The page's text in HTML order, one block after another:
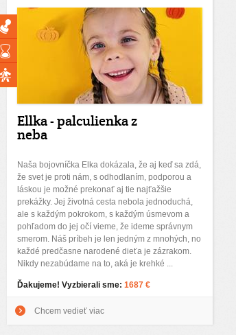
Ellka - palculienka z
neba
Naša bojovníčka Elka dokázala, že aj keď sa zdá,
že svet je proti nám, s odhodlaním, podporou a
láskou je možné prekonať aj tie najťažšie
prekážky. Jej životná cesta nebola jednoduchá,
ale s každým pokrokom, s každým úsmevom a
pohľadom do jej očí vieme, že ideme správnym
smerom. Náš príbeh je len jedným z mnohých, no
každé predčasne narodené dieťa je zázrakom.
Nikdy nezabúdame na to, aká je krehké ...
Ďakujeme! Vyzbierali sme: 1687 €
Chcem vedieť viac